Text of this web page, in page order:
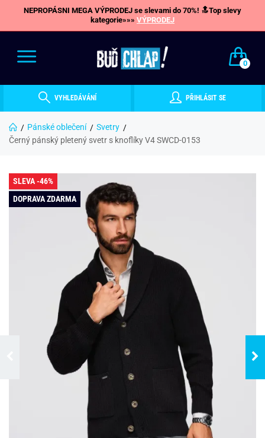
NEPROPÁSNI MEGA VÝPRODEJ se slevami do 70%! 🔝Top slevy
kategorie»»» VÝPRODEJ
0
VYHLEDÁVÁNÍ PŘIHLÁSIT SE
Pánské oblečení
Svetry
Černý pánský pletený svetr s knoflíky V4 SWCD-0153
SLEVA -46%
DOPRAVA ZDARMA